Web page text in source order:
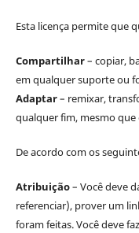
Esta licença permite que
Compartilhar– copiar,
em qualquer suporte ou
Adaptar– remixar,
qualquer fim, mesmo que
De acordo com os
Atribuição– Você deve
referenciar), prover um
foram feitas. Você deve